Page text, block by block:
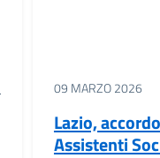
09 MARZO 2026
Lazio,
Assistenti